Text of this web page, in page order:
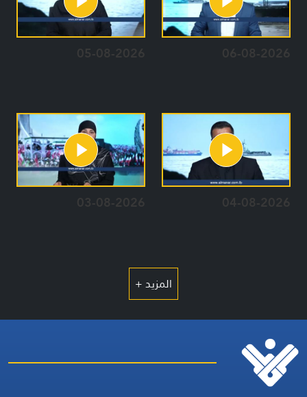
06-08-2026
05-08-2026
04-08-2026
03-08-2026
المزيد +